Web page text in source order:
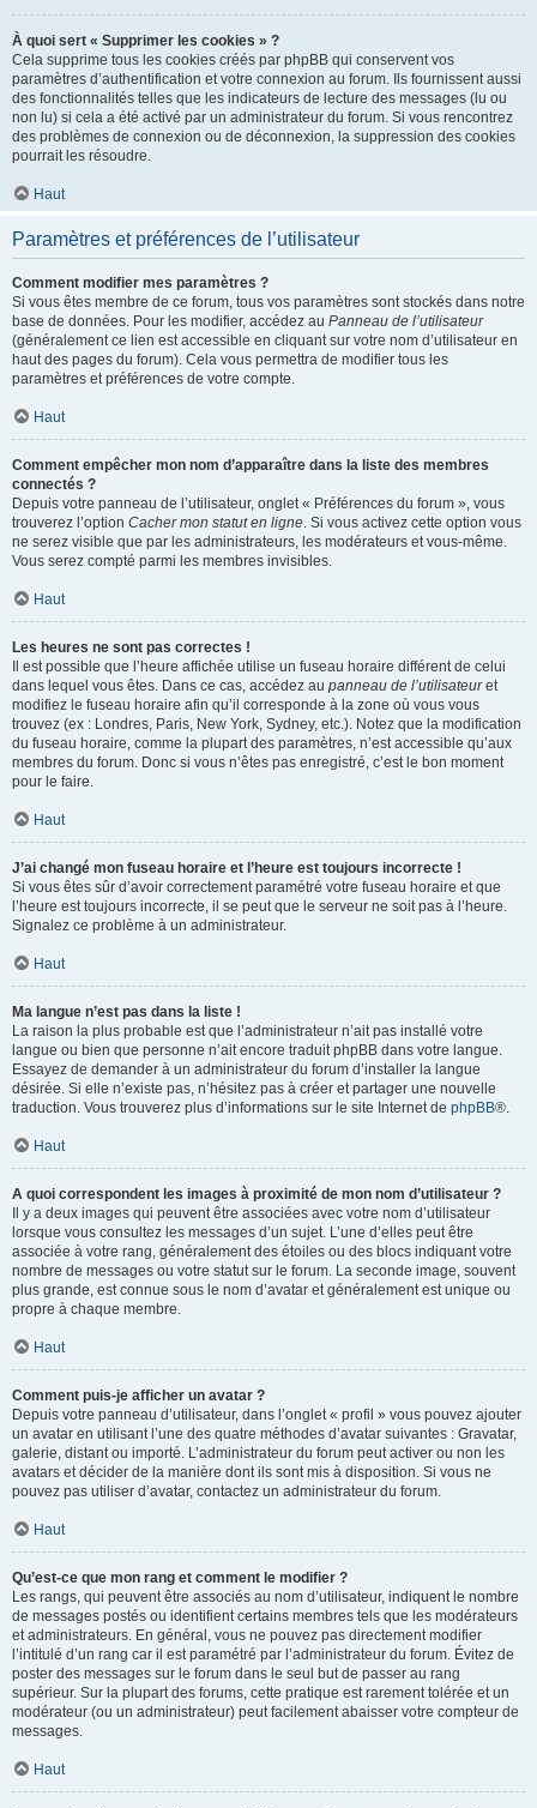
À quoi sert « Supprimer les cookies » ?
Cela supprime tous les cookies créés par phpBB qui conservent vos
paramètres d’authentification et votre connexion au forum. Ils fournissent aussi
des fonctionnalités telles que les indicateurs de lecture des messages (lu ou
non lu) si cela a été activé par un administrateur du forum. Si vous rencontrez
des problèmes de connexion ou de déconnexion, la suppression des cookies
pourrait les résoudre.
Haut
Paramètres et préférences de l’utilisateur
Comment modifier mes paramètres ?
Si vous êtes membre de ce forum, tous vos paramètres sont stockés dans notre
base de données. Pour les modifier, accédez au Panneau de l’utilisateur
(généralement ce lien est accessible en cliquant sur votre nom d’utilisateur en
haut des pages du forum). Cela vous permettra de modifier tous les
paramètres et préférences de votre compte.
Haut
Comment empêcher mon nom d’apparaître dans la liste des membres
connectés ?
Depuis votre panneau de l’utilisateur, onglet « Préférences du forum », vous
trouverez l’option Cacher mon statut en ligne. Si vous activez cette option vous
ne serez visible que par les administrateurs, les modérateurs et vous-même.
Vous serez compté parmi les membres invisibles.
Haut
Les heures ne sont pas correctes !
Il est possible que l’heure affichée utilise un fuseau horaire différent de celui
dans lequel vous êtes. Dans ce cas, accédez au panneau de l’utilisateuret
modifiez le fuseau horaire afin qu’il corresponde à la zone où vous vous
trouvez (ex : Londres, Paris, New York, Sydney, etc.). Notez que la modification
du fuseau horaire, comme la plupart des paramètres, n’est accessible qu’aux
membres du forum. Donc si vous n’êtes pas enregistré, c’est le bon moment
pour le faire.
Haut
J’ai changé mon fuseau horaire et l’heure est toujours incorrecte !
Si vous êtes sûr d’avoir correctement paramétré votre fuseau horaire et que
l’heure est toujours incorrecte, il se peut que le serveur ne soit pas à l’heure.
Signalez ce problème à un administrateur.
Haut
Ma langue n’est pas dans la liste !
La raison la plus probable est que l’administrateur n’ait pas installé votre
langue ou bien que personne n’ait encore traduit phpBB dans votre langue.
Essayez de demander à un administrateur du forum d’installer la langue
désirée. Si elle n’existe pas, n’hésitez pas à créer et partager une nouvelle
traduction. Vous trouverez plus d’informations sur le site Internet de phpBB®.
Haut
A quoi correspondent les images à proximité de mon nom d’utilisateur ?
Il y a deux images qui peuvent être associées avec votre nom d’utilisateur
lorsque vous consultez les messages d’un sujet. L’une d’elles peut être
associée à votre rang, généralement des étoiles ou des blocs indiquant votre
nombre de messages ou votre statut sur le forum. La seconde image, souvent
plus grande, est connue sous le nom d’avatar et généralement est unique ou
propre à chaque membre.
Haut
Comment puis-je afficher un avatar ?
Depuis votre panneau d’utilisateur, dans l’onglet « profil » vous pouvez ajouter
un avatar en utilisant l’une des quatre méthodes d’avatar suivantes : Gravatar,
galerie, distant ou importé. L’administrateur du forum peut activer ou non les
avatars et décider de la manière dont ils sont mis à disposition. Si vous ne
pouvez pas utiliser d’avatar, contactez un administrateur du forum.
Haut
Qu’est-ce que mon rang et comment le modifier ?
Les rangs, qui peuvent être associés au nom d’utilisateur, indiquent le nombre
de messages postés ou identifient certains membres tels que les modérateurs
et administrateurs. En général, vous ne pouvez pas directement modifier
l’intitulé d’un rang car il est paramétré par l’administrateur du forum. Évitez de
poster des messages sur le forum dans le seul but de passer au rang
supérieur. Sur la plupart des forums, cette pratique est rarement tolérée et un
modérateur (ou un administrateur) peut facilement abaisser votre compteur de
messages.
Haut